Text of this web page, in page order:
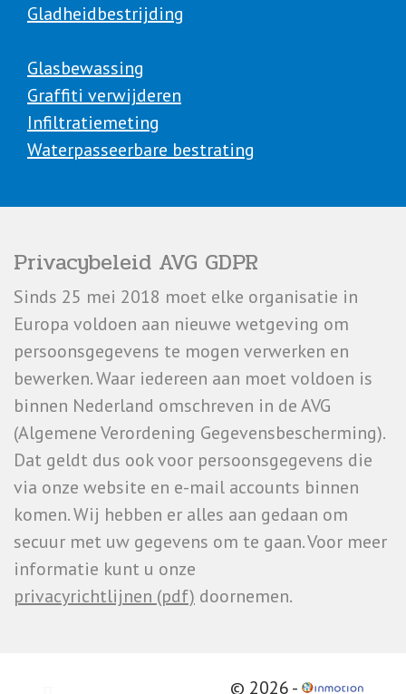
Gladheidbestrijding
Glasbewassing
Graffiti verwijderen
Infiltratiemeting
Waterpasseerbare bestrating
Privacybeleid AVG GDPR
Sinds 25 mei 2018 moet elke organisatie in
Europa voldoen aan nieuwe wetgeving om
persoonsgegevens te mogen verwerken en
bewerken. Waar iedereen aan moet voldoen is
binnen Nederland omschreven in de AVG
(Algemene Verordening Gegevensbescherming).
Dat geldt dus ook voor persoonsgegevens die
via onze website en e-mail accounts binnen
komen. Wij hebben er alles aan gedaan om
secuur met uw gegevens om te gaan. Voor meer
informatie kunt u onze
privacyrichtlijnen (pdf) doornemen.
© 2026 -